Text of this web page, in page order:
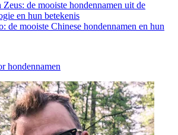
de mooiste hondennamen uit de
en hun betekenis
de mooiste Chinese hondennamen en hun
hondennamen